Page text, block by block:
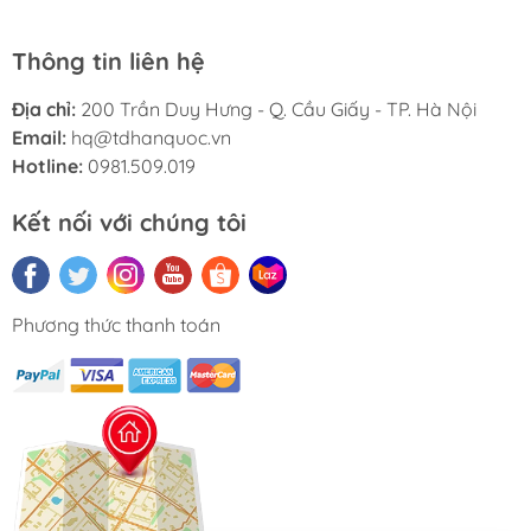
tránh ánh nắng trực tiếp. Sau khi mở bao bì nên sử dụng
Thể tích thực:230 ml/ túi PE
Thông tin liên hệ
Địa chỉ: 200 Trần Duy Hưng - Q. Cầu Giấy - TP. Hà Nội
Email: hq@tdhanquoc.vn
Hotline: 0981.509.019
Kết nối với chúng tôi
Phương thức thanh toán